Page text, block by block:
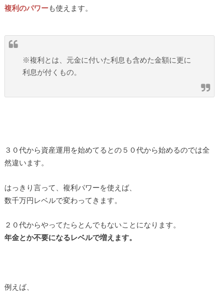
複利のパワーも使えます。
※複利とは、元金に付いた利息も含めた金額に更に
利息が付くもの。
３０代から資産運用を始めてるとの５０代から始めるのでは全
然違います。
はっきり言って、複利パワーを使えば、
数千万円レベルで変わってきます。
２０代からやってたらとんでもないことになります。
年金とか不要になるレベルで増えます。
例えば、